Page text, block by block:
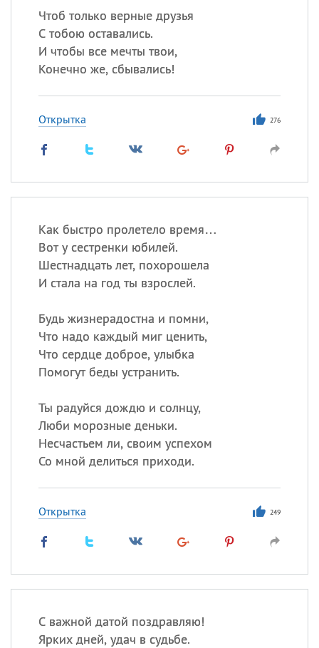
Чтоб только верные друзья
С тобою оставались.
И чтобы все мечты твои,
Конечно же, сбывались!
Открытка 276
Как быстро пролетело время…
Вот у сестренки юбилей.
Шестнадцать лет, похорошела
И стала на год ты взрослей.
Будь жизнерадостна и помни,
Что надо каждый миг ценить,
Что сердце доброе, улыбка
Помогут беды устранить.
Ты радуйся дождю и солнцу,
Люби морозные деньки.
Несчастьем ли, своим успехом
Со мной делиться приходи.
Открытка 249
С важной датой поздравляю!
Ярких дней, удач в судьбе.